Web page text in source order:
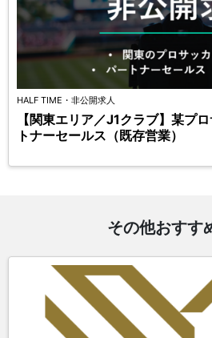
HALF TIME・非公開求人
【関東エリア／J1クラブ】某プ
トナーセールス（既存営業）
その他おすす